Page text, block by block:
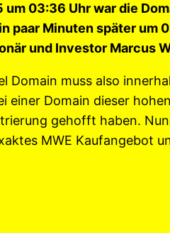
um 03:36 Uhr war die
paar Minuten später um
und Investor Marcus
Domain muss also
einer Domain dieser
gehofft haben.
MWE Kaufangebot